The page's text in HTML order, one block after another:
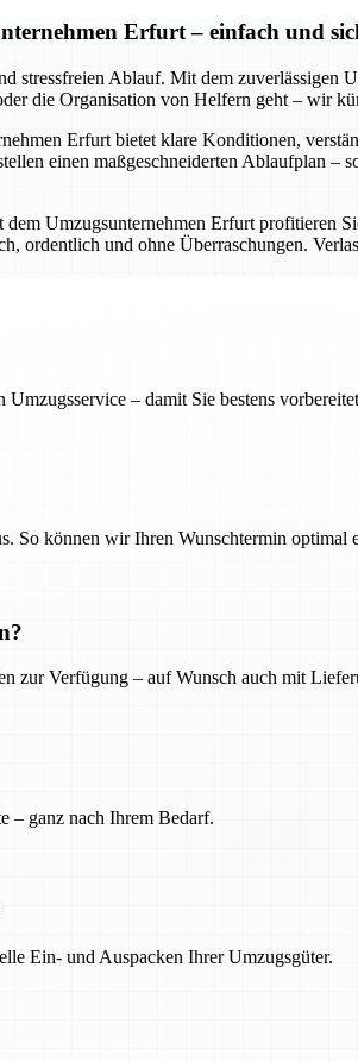
Erfurt – einfach und
stressfreien Ablauf. Mit dem zuverlässigen
die Organisation von Helfern geht – wir
Erfurt bietet klare Konditionen,
einen maßgeschneiderten Ablaufplan –
Umzugsunternehmen Erfurt
ordentlich und ohne Überraschungen.
– damit Sie bestens
So können wir Ihren Wunschtermin optimal
zur Verfügung – auf Wunsch auch mit
– ganz nach Ihrem Bedarf.
Ein- und Auspacken Ihrer Umzugsgüter.